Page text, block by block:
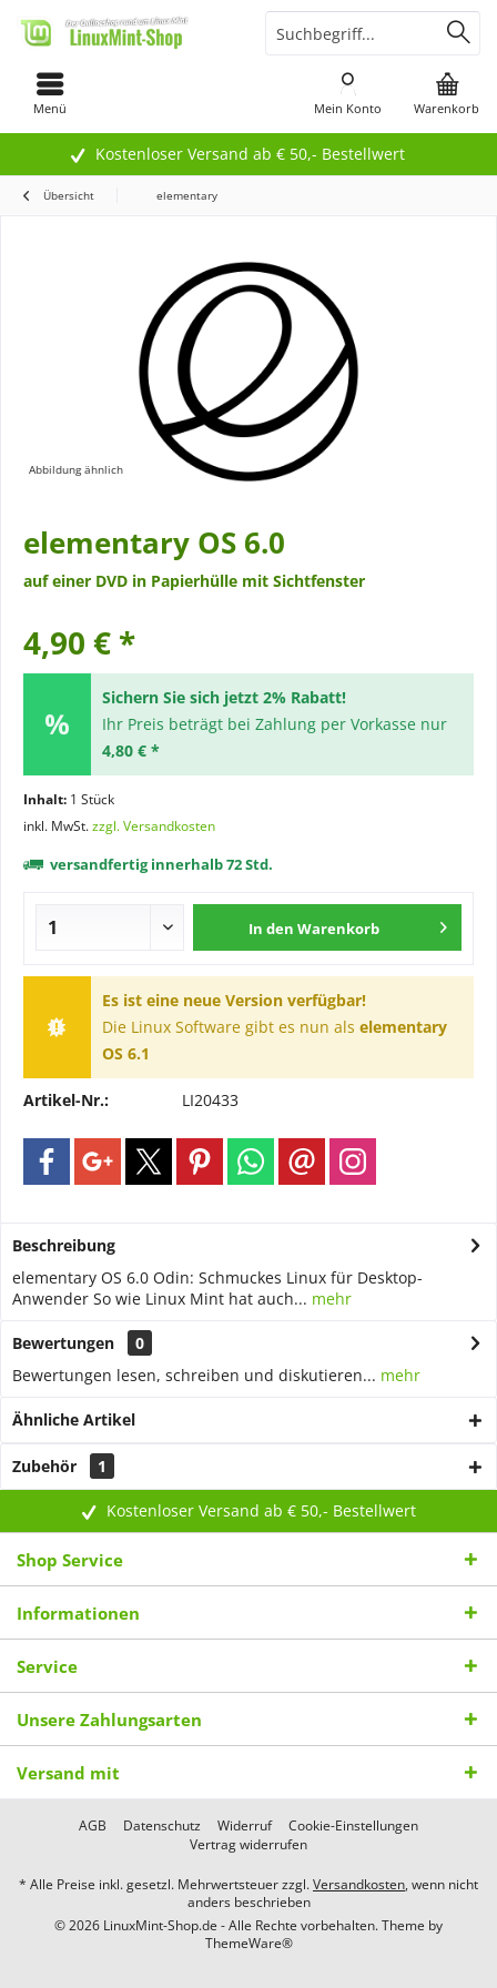
Kostenloser Versand ab € 50,- Bestellwert
Menü Warenkorb
Mein Konto
Übersicht elementary
Abbildung ähnlich
elementary OS 6.0
auf einer DVD in Papierhülle mit Sichtfenster
4,90 € *
Sichern Sie sich jetzt 2% Rabatt!
Ihr Preis beträgt bei Zahlung per Vorkasse nur
4,80 € *
Inhalt: 1 Stück
inkl. MwSt.zzgl. Versandkosten
versandfertig innerhalb 72 Std.
In den Warenkorb
Es ist eine neue Version verfügbar!
Die Linux Software gibt es nun als elementary
OS 6.1
Artikel-Nr.: LI20433
Beschreibung
elementary OS 6.0 Odin: Schmuckes Linux für Desktop-
Anwender So wie Linux Mint hat auch... mehr
Bewertungen
0
Bewertungen lesen, schreiben und diskutieren... mehr
Ähnliche Artikel
Zubehör 1
Kostenloser Versand ab € 50,- Bestellwert
Shop Service
Informationen
Service
Unsere Zahlungsarten
Versand mit
AGB Datenschutz Widerruf
Cookie-Einstellungen
Vertrag widerrufen
* Alle Preise inkl. gesetzl. Mehrwertsteuer zzgl.Versandkosten, wenn nicht
anders beschrieben
© 2026 LinuxMint-Shop.de - Alle Rechte vorbehalten. Theme by
ThemeWare®